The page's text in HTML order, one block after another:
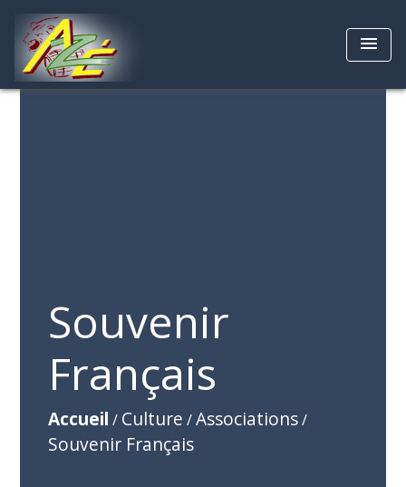
menu
Souvenir
Français
Accueil / Culture /Associations/
Souvenir Français